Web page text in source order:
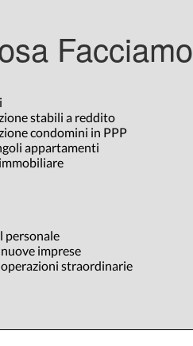
Facciamo
stabili a reddito
condomini in PPP
appartamenti
personale
imprese
straordinarie